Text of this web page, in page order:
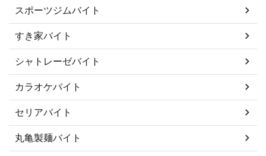
スポーツジムバイト
すき家バイト
シャトレーゼバイト
カラオケバイト
セリアバイト
丸亀製麺バイト